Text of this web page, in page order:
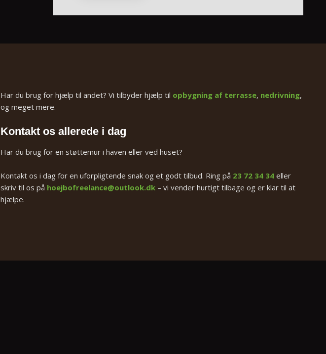
Har du brug for hjælp til andet? Vi tilbyder hjælp til opbygning af terrasse, nedrivning,
og meget mere.
Kontakt os allerede i dag
Har du brug for en støttemur i haven eller ved huset?
Kontakt os i dag for en uforpligtende snak og et godt tilbud. Ring på 23 72 34 34eller
skriv til os på hoejbofreelance@outlook.dk– vi vender hurtigt tilbage og er klar til at
hjælpe.